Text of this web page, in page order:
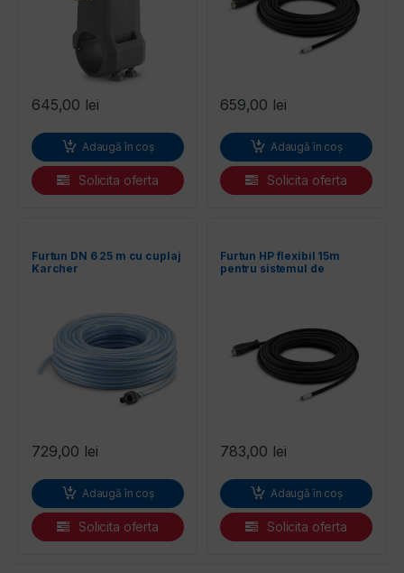
645,00 lei
Adaugă în coș
Solicita oferta
659,00 lei
Adaugă în coș
Solicita oferta
Furtun DN 6 25 m cu cuplaj
Karcher
729,00 lei
Adaugă în coș
Solicita oferta
Furtun HP flexibil 15m
pentru sistemul de
783,00 lei
Adaugă în coș
Solicita oferta